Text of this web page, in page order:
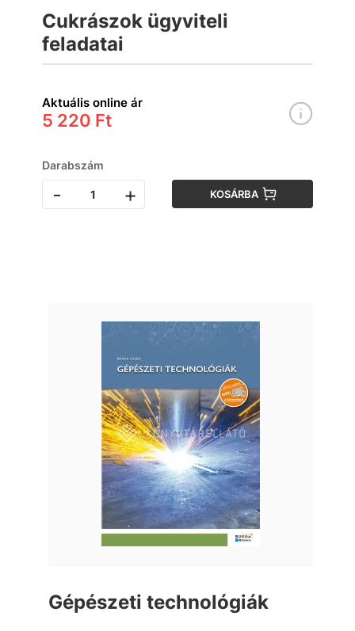
Cukrászok ügyviteli
feladatai
Aktuális online ár
5 220 Ft
Darabszám
- + KOSÁRBA
Gépészeti technológiák